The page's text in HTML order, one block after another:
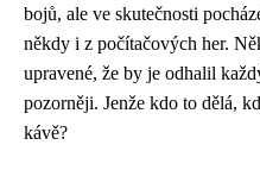
bojů, ale ve skutečnosti
někdy i z počítačových her.
upravené, že by je odhalil
pozorněji. Jenže kdo to dělá,
kávě?